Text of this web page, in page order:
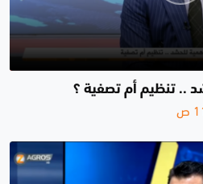
.. تنظيم أم تصفية ؟